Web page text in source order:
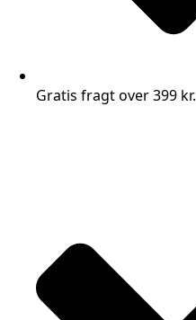
Gratis fragt over 399 kr.